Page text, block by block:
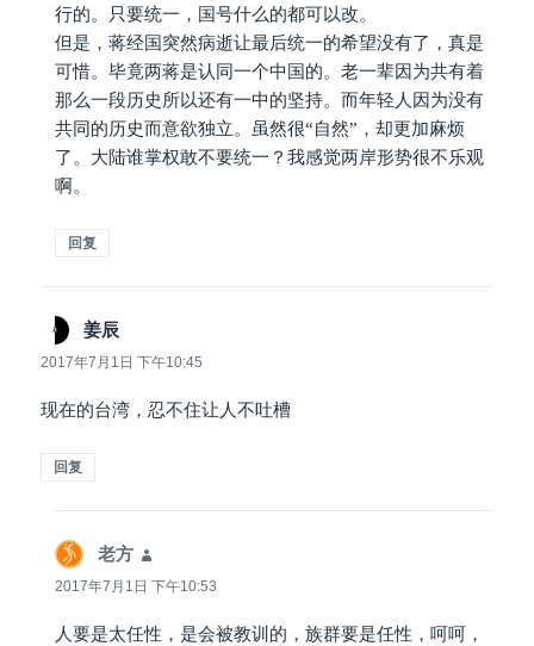
行的。只要统一，国号什么的都可以改。
但是，蒋经国突然病逝让最后统一的希望没有了，真是
可惜。毕竟两蒋是认同一个中国的。老一辈因为共有着
那么一段历史所以还有一中的坚持。而年轻人因为没有
共同的历史而意欲独立。虽然很“自然”，却更加麻烦
了。大陆谁掌权敢不要统一？我感觉两岸形势很不乐观
啊。
回复
姜辰
道：
2017年7月1日 下午10:45
现在的台湾，忍不住让人不吐槽
回复
老方
道：
2017年7月1日 下午10:53
人要是太任性，是会被教训的，族群要是任性，呵呵，